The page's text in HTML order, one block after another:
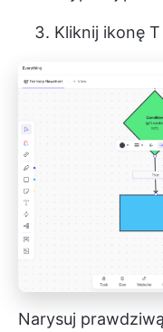
Kliknij ikonę
Narysuj